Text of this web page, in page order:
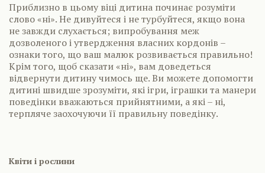
Приблизно в цьому віці дитина починає розуміти
слово «ні». Не дивуйтеся і не турбуйтеся, якщо вона
не завжди слухається; випробування меж
дозволеного і утвердження власних кордонів –
ознаки того, що ваш малюк розвивається правильно!
Крім того, щоб сказати «ні», вам доведеться
відвернути дитину чимось ще. Ви можете допомогти
дитині швидше зрозуміти, які ігри, іграшки та манери
поведінки вважаються прийнятними, а які – ні,
терпляче заохочуючи її правильну поведінку.
Квіти і рослини